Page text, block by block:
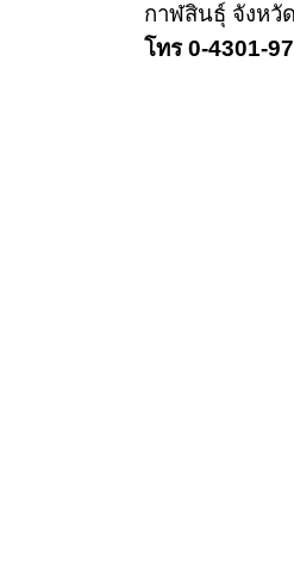
กาฬสินธุ์ จังหวั
โทร 0-4301-